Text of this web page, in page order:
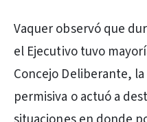
Vaquer observó que
el Ejecutivo tuvo
Concejo Deliberante,
permisiva o actuó a